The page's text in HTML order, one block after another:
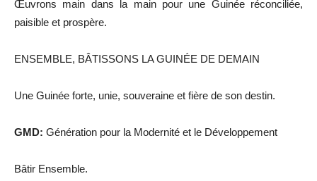
Œuvrons main dans la main pour une Guinée réconciliée,
paisible et prospère.
ENSEMBLE, BÂTISSONS LA GUINÉE DE DEMAIN
Une Guinée forte, unie, souveraine et fière de son destin.
GMD: Génération pour la Modernité et le Développement
Bâtir Ensemble.